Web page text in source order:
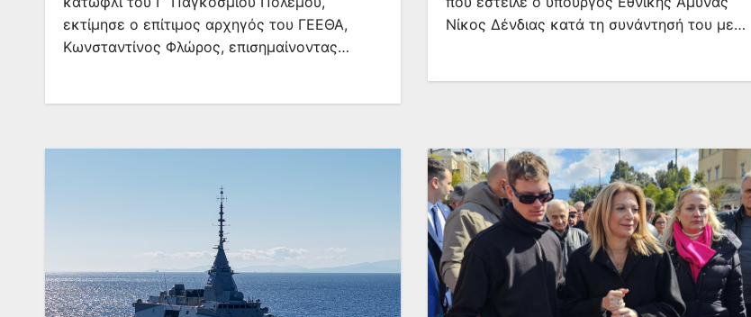
εκτίμησε ο επίτιμος αρχηγός του ΓΕΕΘΑ,
Κωνσταντίνος Φλώρος, επισημαίνοντας…
Νίκος Δένδιας κατά τη συνάντησή του με…